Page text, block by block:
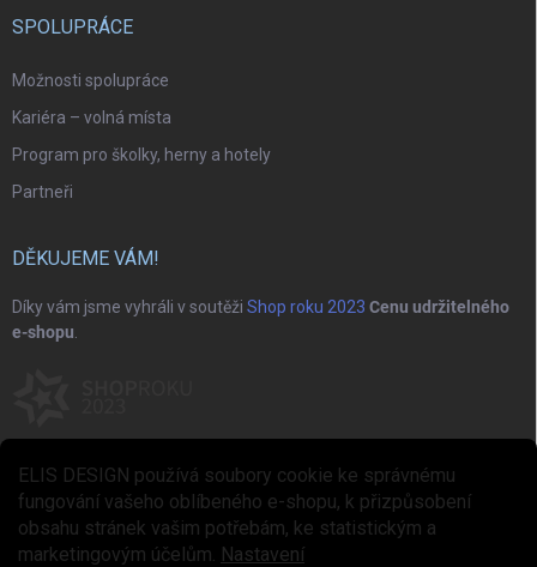
ELIS DESIGN používá soubory cookie ke správnému
fungování vašeho oblíbeného e-shopu, k přizpůsobení
obsahu stránek vašim potřebám, ke statistickým a
marketingovým účelům. Nastavení
SPOLUPRÁCE
Možnosti spolupráce
Kariéra – volná místa
Program pro školky, herny a hotely
Partneři
DĚKUJEME VÁM!
Díky vám jsme vyhráli v soutěži Shop roku 2023 Cenu udržitelného
e-shopu